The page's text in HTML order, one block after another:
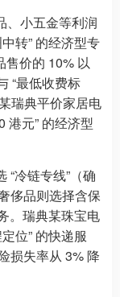
、小五金等利润
转” 的经济型专
售价的 10% 以
“最低收费标
瑞典平价家居电
港元” 的经济型
“冷链专线”（确
侈品则选择含保
。瑞典某珠宝电
位” 的快递服
损失率从 3% 降